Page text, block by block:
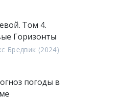
Том 4.
Горизонты
Бредвик (2024)
погоды в